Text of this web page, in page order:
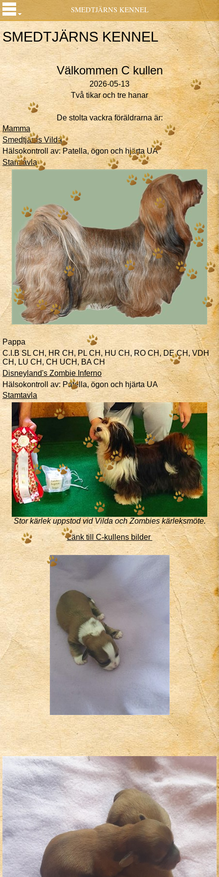
SMEDTJÄRNS KENNEL
SMEDTJÄRNS KENNEL
Välkommen C kullen
2026-05-13
Två tikar och tre hanar
De stolta vackra föräldrarna är:
Mamma
Smedtjärns Vilda
Hälsokontroll av: Patella, ögon och hjärta UA
Stamtavla
Pappa
C.I.B SL CH, HR CH, PL CH, HU CH, RO CH, DE CH, VDH
CH, LU CH, CH UCH, BA CH
Disneyland's Zombie Inferno
Hälsokontroll av: Patella, ögon och hjärta UA
Stamtavla
Stor kärlek uppstod vid Vilda och Zombies kärleksmöte.
Länk till C-kullens bilder